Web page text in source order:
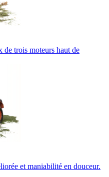
de trois moteurs haut de
et maniabilité en douceur.